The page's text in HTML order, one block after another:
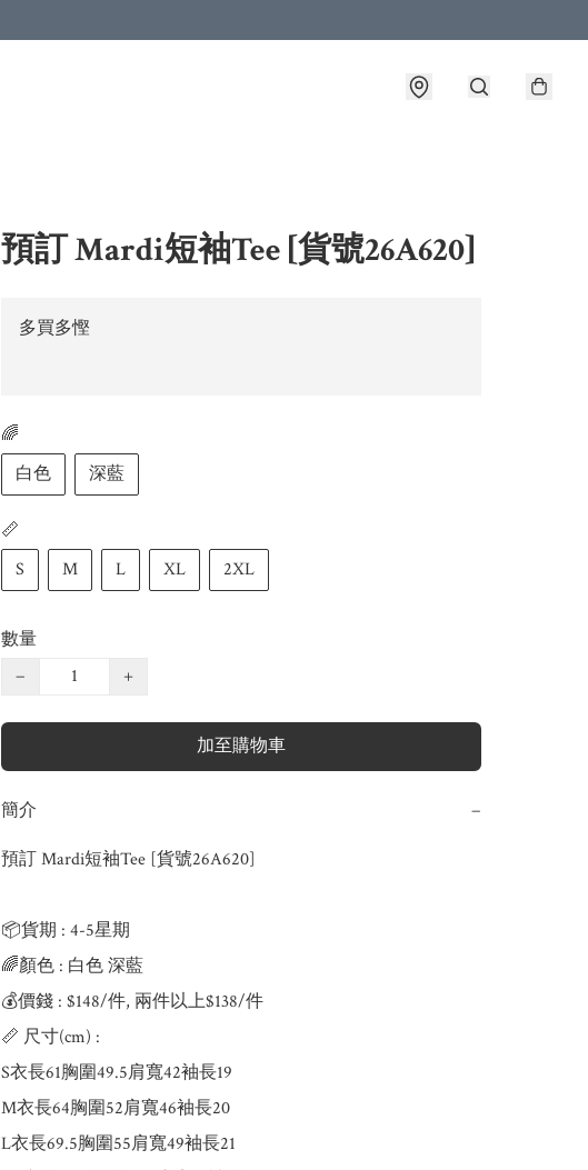
預訂 Mardi短袖Tee [貨號26A620]
多買多慳
🌈
白色
深藍
📏
S
M L XL 2XL
數量
−
+
加至購物車
簡介 −
預訂 Mardi短袖Tee [貨號26A620]
📦貨期 : 4-5星期
🌈顏色 : 白色 深藍
💰價錢 : $148/件, 兩件以上$138/件
📏 尺寸(cm) :
S衣長61胸圍49.5肩寬42袖長19
M衣長64胸圍52肩寬46袖長20
L衣長69.5胸圍55肩寬49袖長21